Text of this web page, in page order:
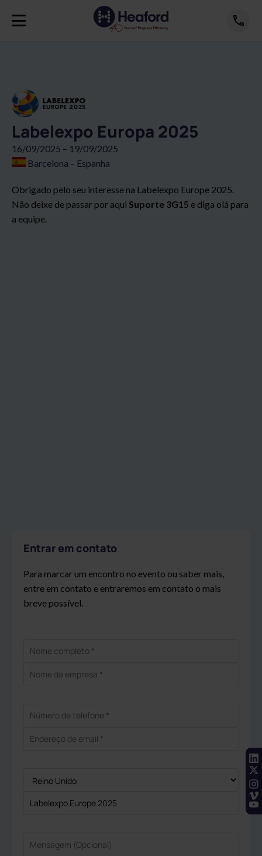
Labelexpo Europa 2025
16/09/2025 – 19/09/2025
Barcelona – Espanha
Obrigado pelo seu interesse na Labelexpo Europe 2025.
Não deixe de passar por aqui Suporte 3G15 e diga olá para
a equipe.
Entrar em contato
Para marcar um encontro no evento ou saber mais,
entre em contato e entraremos em contato o mais
breve possível.